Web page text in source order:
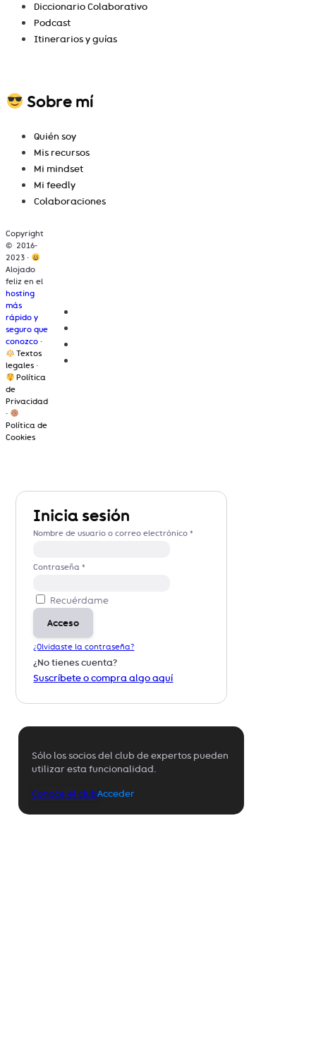
Diccionario Colaborativo
Podcast
Itinerarios y guías
Sobre mí
Quién soy
Mis recursos
Mi mindset
Mi feedly
Colaboraciones
Copyright
© 2016-
2023 ·
Alojado
feliz en el
hosting
más
rápido y
seguro que
conozco ·
Textos
legales ·
Política
de
Privacidad
·
Política de
Cookies
Inicia sesión
Nombre de usuario o correo electrónico*
Contraseña*
Recuérdame
Acceso
¿Olvidaste la contraseña?
¿No tienes cuenta?
Suscríbete o compra algo aquí
Sólo los socios del club de expertos pueden
utilizar esta funcionalidad.
Conoce el clubAcceder